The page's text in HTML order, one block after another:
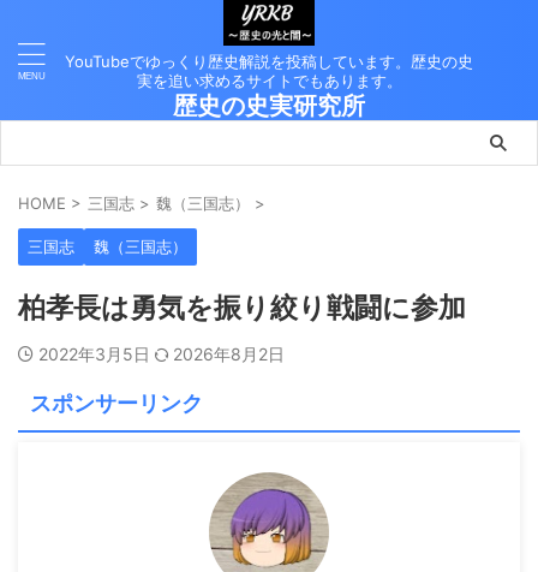
YouTubeでゆっくり歴史解説を投稿しています。歴史の史
実を追い求めるサイトでもあります。
歴史の史実研究所
HOME > 三国志 > 魏（三国志） >
三国志 魏（三国志）
柏孝長は勇気を振り絞り戦闘に参加
2022年3月5日 2026年8月2日
スポンサーリンク